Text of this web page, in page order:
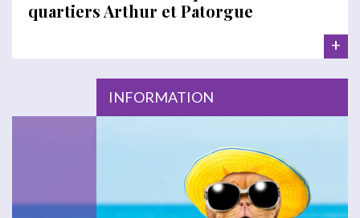
quartiers Arthur et Patorgue
+
INFORMATION